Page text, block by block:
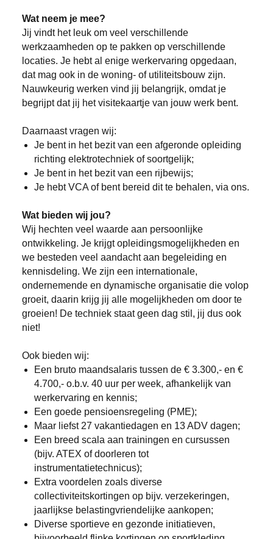
Wat neem je mee?
Jij vindt het leuk om veel verschillende
werkzaamheden op te pakken op verschillende
locaties. Je hebt al enige werkervaring opgedaan,
dat mag ook in de woning- of utiliteitsbouw zijn.
Nauwkeurig werken vind jij belangrijk, omdat je
begrijpt dat jij het visitekaartje van jouw werk bent.
Daarnaast vragen wij:
Je bent in het bezit van een afgeronde opleiding
richting elektrotechniek of soortgelijk;
Je bent in het bezit van een rijbewijs;
Je hebt VCA of bent bereid dit te behalen, via ons.
Wat bieden wij jou?
Wij hechten veel waarde aan persoonlijke
ontwikkeling. Je krijgt opleidingsmogelijkheden en
we besteden veel aandacht aan begeleiding en
kennisdeling. We zijn een internationale,
ondernemende en dynamische organisatie die volop
groeit, daarin krijg jij alle mogelijkheden om door te
groeien! De techniek staat geen dag stil, jij dus ook
niet!
Ook bieden wij:
Een bruto maandsalaris tussen de € 3.300,- en €
4.700,- o.b.v. 40 uur per week, afhankelijk van
werkervaring en kennis;
Een goede pensioensregeling (PME);
Maar liefst 27 vakantiedagen en 13 ADV dagen;
Een breed scala aan trainingen en cursussen
(bijv. ATEX of doorleren tot
instrumentatietechnicus);
Extra voordelen zoals diverse
collectiviteitskortingen op bijv. verzekeringen,
jaarlijkse belastingvriendelijke aankopen;
Diverse sportieve en gezonde initiatieven,